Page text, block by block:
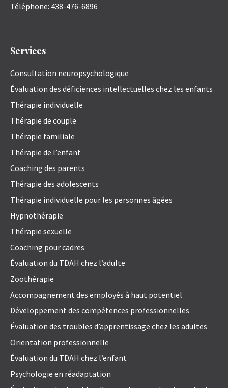
Téléphone: 438-476-6896
Services
Consultation neuropsychologique
Évaluation des déficiences intellectuelles chez les enfants
Thérapie individuelle
Thérapie de couple
Thérapie familiale
Thérapie de l’enfant
Coaching des parents
Thérapie des adolescents
Thérapie individuelle pour les personnes âgées
Hypnothérapie
Thérapie sexuelle
Coaching pour cadres
Évaluation du TDAH chez l’adulte
Zoothérapie
Accompagnement des employés à haut potentiel
Développement des compétences professionnelles
Évaluation des troubles d’apprentissage chez les adultes
Orientation professionnelle
Évaluation du TDAH chez l’enfant
Psychologie en réadaptation